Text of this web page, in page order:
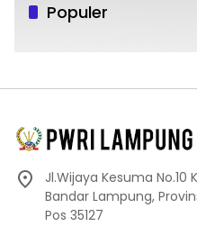
Populer
Jl.Wijaya Kesuma No.10
Bandar Lampung,
Pos 35127